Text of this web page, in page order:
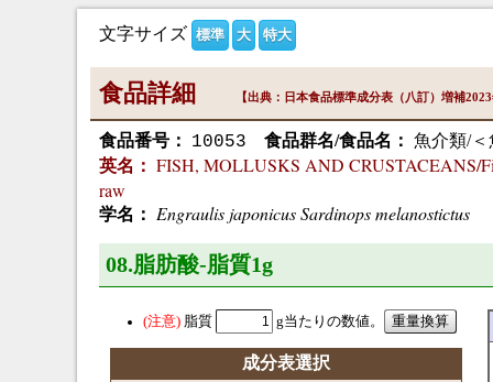
文字サイズ 標準 大 特大
食品詳細 【出典：日本食品標準成分表（八訂）増補
食品番号： 10053 食品群名/食品名： 魚介類/
英名： FISH, MOLLUSKS AND CRUSTACEANS/
raw
学名： Engraulis japonicus Sardinops melanostictus
08.脂肪酸-脂質1g
脂質 g当たりの数値。
成分表選択